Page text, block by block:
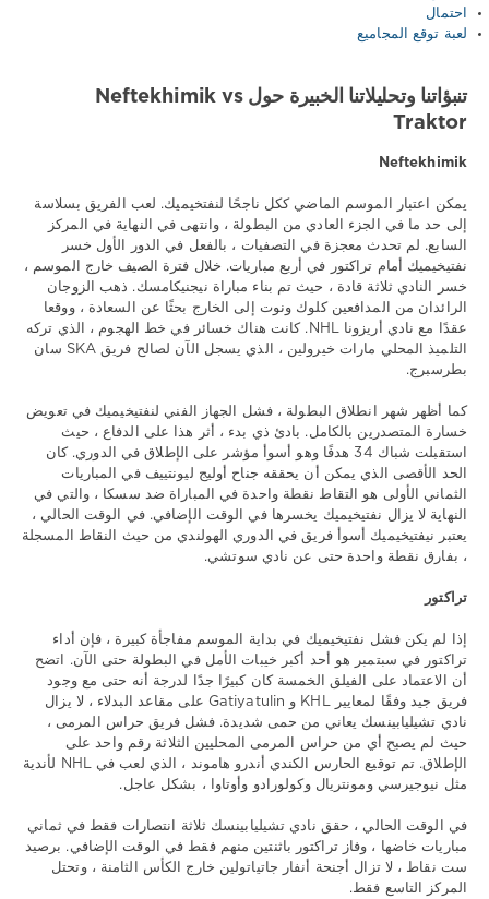
توقعات
الهوكي
425
0
احتمال
لعبة توقع المجاميع
تنبؤاتنا وتحليلاتنا الخبيرة حول Neftekhimik vs
Traktor
Neftekhimik
يمكن اعتبار الموسم الماضي ككل ناجحًا لنفتخيميك. لعب الفريق بسلاسة
إلى حد ما في الجزء العادي من البطولة ، وانتهى في النهاية في المركز
السابع. لم تحدث معجزة في التصفيات ، بالفعل في الدور الأول خسر
نفتيخيميك أمام تراكتور في أربع مباريات. خلال فترة الصيف خارج الموسم ،
خسر النادي ثلاثة قادة ، حيث تم بناء مباراة نيجنيكامسك. ذهب الزوجان
الرائدان من المدافعين كلوك ونوت إلى الخارج بحثًا عن السعادة ، ووقعا
عقدًا مع نادي أريزونا NHL. كانت هناك خسائر في خط الهجوم ، الذي تركه
التلميذ المحلي مارات خيرولين ، الذي يسجل الآن لصالح فريق SKA سان
بطرسبرج.
كما أظهر شهر انطلاق البطولة ، فشل الجهاز الفني لنفتيخيميك في تعويض
خسارة المتصدرين بالكامل. بادئ ذي بدء ، أثر هذا على الدفاع ، حيث
استقبلت شباك 34 هدفًا وهو أسوأ مؤشر على الإطلاق في الدوري. كان
الحد الأقصى الذي يمكن أن يحققه جناح أوليج ليونتييف في المباريات
الثماني الأولى هو التقاط نقطة واحدة في المباراة ضد سسكا ، والتي في
النهاية لا يزال نفتيخيميك يخسرها في الوقت الإضافي. في الوقت الحالي ،
يعتبر نيفتيخيميك أسوأ فريق في الدوري الهولندي من حيث النقاط المسجلة
، بفارق نقطة واحدة حتى عن نادي سوتشي.
تراكتور
إذا لم يكن فشل نفتيخيميك في بداية الموسم مفاجأة كبيرة ، فإن أداء
تراكتور في سبتمبر هو أحد أكبر خيبات الأمل في البطولة حتى الآن. اتضح
أن الاعتماد على الفيلق الخمسة كان كبيرًا جدًا لدرجة أنه حتى مع وجود
فريق جيد وفقًا لمعايير KHL و Gatiyatulin على مقاعد البدلاء ، لا يزال
نادي تشيليابينسك يعاني من حمى شديدة. فشل فريق حراس المرمى ،
حيث لم يصبح أي من حراس المرمى المحليين الثلاثة رقم واحد على
الإطلاق. تم توقيع الحارس الكندي أندرو هاموند ، الذي لعب في NHL لأندية
مثل نيوجيرسي ومونتريال وكولورادو وأوتاوا ، بشكل عاجل.
في الوقت الحالي ، حقق نادي تشيليابينسك ثلاثة انتصارات فقط في ثماني
مباريات خاضها ، وفاز تراكتور باثنتين منهم فقط في الوقت الإضافي. برصيد
ست نقاط ، لا تزال أجنحة أنفار جاتياتولين خارج الكأس الثامنة ، وتحتل
المركز التاسع فقط.